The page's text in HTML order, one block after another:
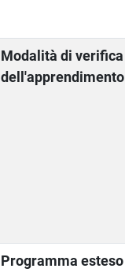
Modalità di verifica
dell'apprendimento
Programma esteso